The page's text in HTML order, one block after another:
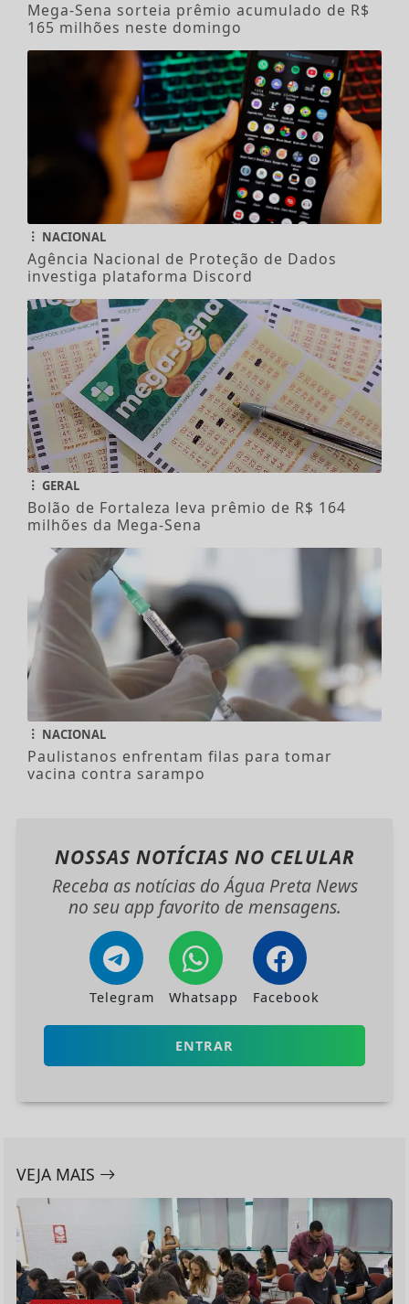
Mega-Sena sorteia prêmio acumulado de R$
165 milhões neste domingo
NACIONAL
Agência Nacional de Proteção de Dados
investiga plataforma Discord
GERAL
Bolão de Fortaleza leva prêmio de R$ 164
milhões da Mega-Sena
NACIONAL
Paulistanos enfrentam filas para tomar
vacina contra sarampo
NOSSAS NOTÍCIAS NO CELULAR
Receba as notícias do Água Preta News
no seu app favorito de mensagens.
Telegram Whatsapp Facebook
ENTRAR
VEJA MAIS